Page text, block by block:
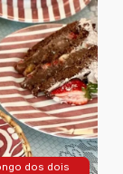
dos dois